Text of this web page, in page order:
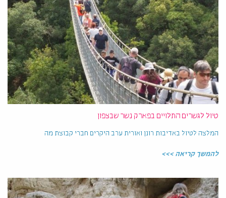
טיול לגשרים התלויים בפארק נשר שבצפון
המלצה לטיול באדיבות רונן ואורית ערב היקרים חברי קבוצת מה
להמשך קריאה >>>